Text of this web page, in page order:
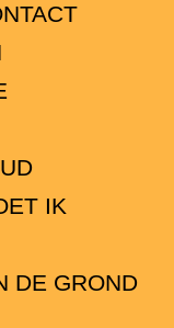
IK
DE GROND